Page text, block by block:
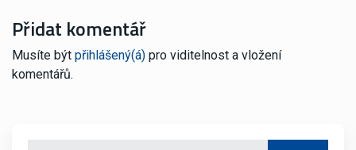
Přidat komentář
Musíte být přihlášený(á) pro viditelnost a vložení
komentářů.